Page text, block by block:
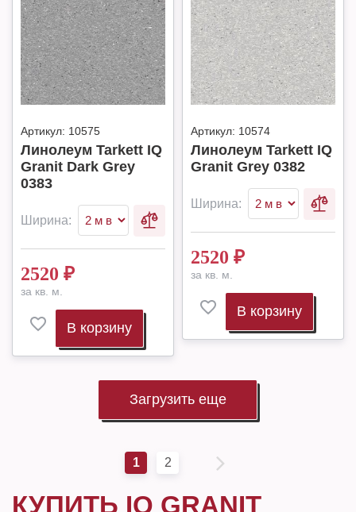
Артикул: 10575
Линолеум Tarkett IQ
Granit Dark Grey
0383
Ширина:
2520 ₽
за кв. м.
В корзину
Артикул: 10574
Линолеум Tarkett IQ
Granit Grey 0382
Ширина:
2520 ₽
за кв. м.
В корзину
Загрузить еще
1 2
КУПИТЬ IQ GRANIT